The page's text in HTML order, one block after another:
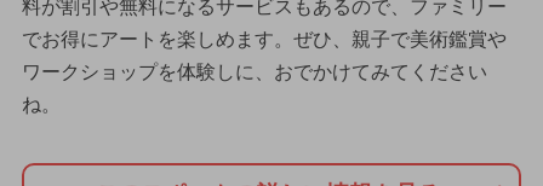
料が割引や無料になるサービスもあるので、ファミリー
でお得にアートを楽しめます。ぜひ、親子で美術鑑賞や
ワークショップを体験しに、おでかけてみてください
ね。